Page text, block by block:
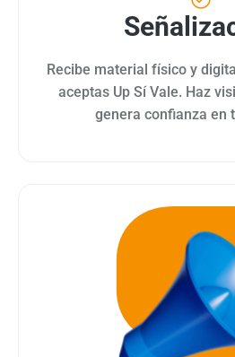
Recibe material físico y
aceptas Up Sí Vale. Haz
genera confianza en